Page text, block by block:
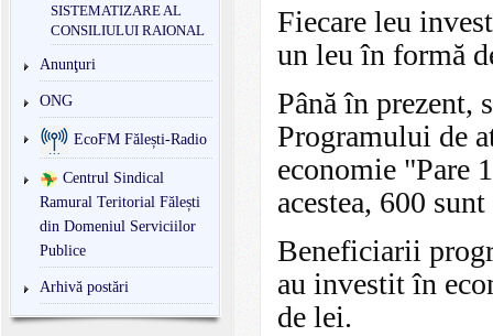
SISTEMATIZARE AL
CONSILIULUI RAIONAL
Anunţuri
ONG
EcoFM Fălești-Radio
Centrul Sindical
Ramural Teritorial Fălești
din Domeniul Serviciilor
Publice
Arhivă postări
Fiecare leu
un leu în formă
Până în prezent,
Programului de
economie "Pare
acestea, 600
Beneficiarii
au investit în
de lei.